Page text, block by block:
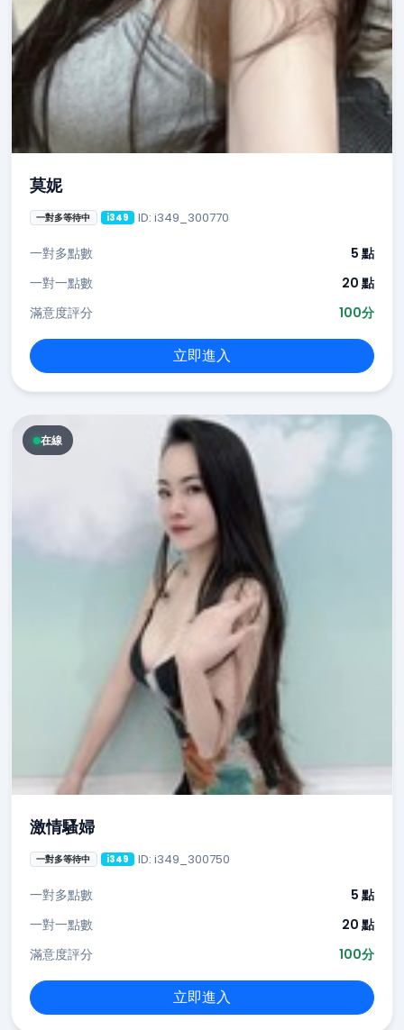
莫妮
一對多等待中 i349 ID: i349_300770
一對多點數
5 點
一對一點數
20 點
滿意度評分
100分
立即進入
在線
激情騷婦
一對多等待中 i349 ID: i349_300750
一對多點數
5 點
一對一點數
20 點
滿意度評分
100分
立即進入